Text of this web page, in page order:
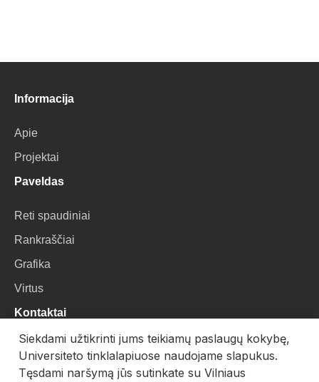
Informacija
Apie
Projektai
Paveldas
Reti spaudiniai
Rankraščiai
Grafika
Virtus
Kontaktai
VU Biblioteka
Universiteto g. 3, LT-01122, Vilnius
Siekdami užtikrinti jums teikiamų paslaugų kokybę,
Universiteto tinklalapiuose naudojame slapukus.
Tęsdami naršymą jūs sutinkate su Vilniaus